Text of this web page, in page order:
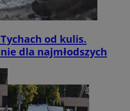
od kulis.
dla najmłodszych